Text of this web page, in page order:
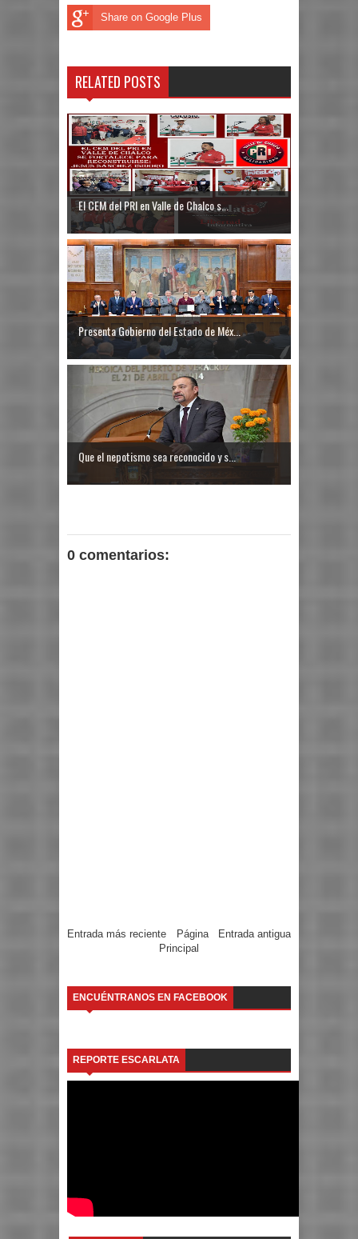
Share on Google Plus
RELATED POSTS
El CEM del PRI en Valle de Chalco s...
Presenta Gobierno del Estado de Méx...
Que el nepotismo sea reconocido y s...
0 comentarios:
Entrada más reciente Entrada antigua
Página
Principal
ENCUÉNTRANOS EN FACEBOOK
REPORTE ESCARLATA